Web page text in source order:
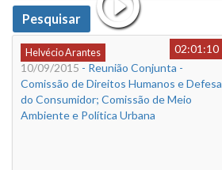
Data
Pesquisar
Helvécio Arantes
02:01:10
10/09/2015 - Reunião Conjunta -
Comissão de Direitos Humanos e Defesa
do Consumidor; Comissão de Meio
Ambiente e Política Urbana